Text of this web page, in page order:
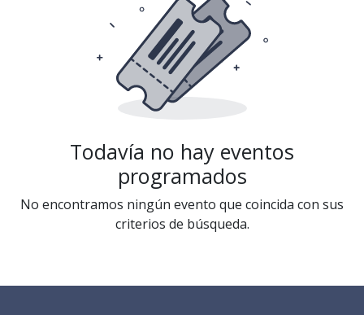
Todavía no hay eventos
programados
No encontramos ningún evento que coincida con sus
criterios de búsqueda.